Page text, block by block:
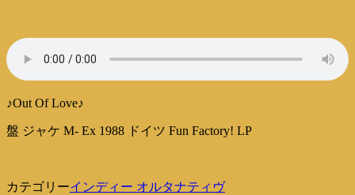
♪Out Of Love♪
盤 ジャケ M- Ex 1988 ドイツ Fun Factory! LP
カテゴリーインディー オルタナティヴ